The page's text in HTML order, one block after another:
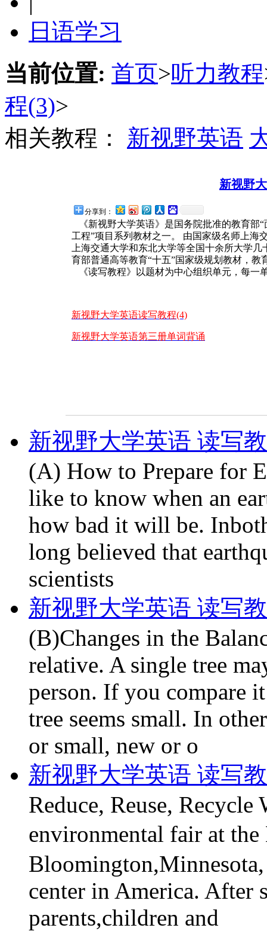
日语学习
当前位置: 首页>听力教程
程(3)>
相关教程： 新视野英语
新视野
分享到：
《新视野大学英语》是国务院批准的教育部
工程”项目系列教材之一。 由国家级名师上海
上海交通大学和东北大学等全国十余所大学
育部普通高等教育“十五”国家级规划教材，教
《读写教程》以题材为中心组织单元，每一
新视野大学英语读写教程(4)
新视野大学英语第三册单词背诵
新视野大学英语 读写
(A) How to Prepare for
like to know when an
how bad it will be.
long believed that
scientists
新视野大学英语 读写
(B)Changes in the
relative. A single tree
person. If you compare
tree seems small. In
or small, new or o
新视野大学英语 读写
Reduce, Reuse,
environmental fair at
center in America. After
parents,children and